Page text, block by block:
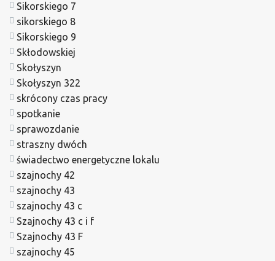
Sikorskiego 7
sikorskiego 8
Sikorskiego 9
Skłodowskiej
Skołyszyn
Skołyszyn 322
skrócony czas pracy
spotkanie
sprawozdanie
straszny dwóch
świadectwo energetyczne lokalu
szajnochy 42
szajnochy 43
szajnochy 43 c
Szajnochy 43 c i f
Szajnochy 43 F
szajnochy 45